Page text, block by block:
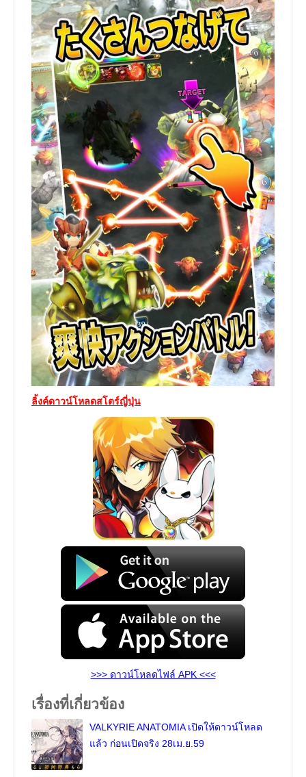
ลิ้งค์ดาวน์โหลดสโตร์ญี่ปุ่น
>>> ดาวน์โหลดไฟล์ APK <<<
เรื่องที่เกี่ยวข้อง
VALKYRIE ANATOMIA เปิดให้ดาวน์โหลด
แล้ว ก่อนเปิดจริง 28เม.ย.59